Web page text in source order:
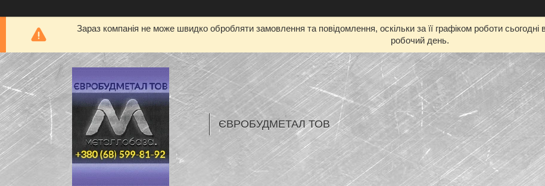
Зараз компанія не може швидко обробляти замовлення та повідомлення, оскільки за її графіком роботи
робочий день.
ЄВРОБУДМЕТАЛ ТОВ